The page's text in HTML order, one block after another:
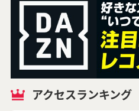
アクセスランキング